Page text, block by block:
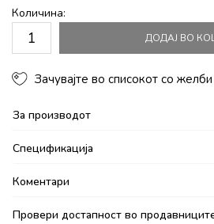
Количина:
ДОДАЈ ВО
Зачувајте во списокот со желби
За производот
Спецификација
Коментари
Провери достапност во